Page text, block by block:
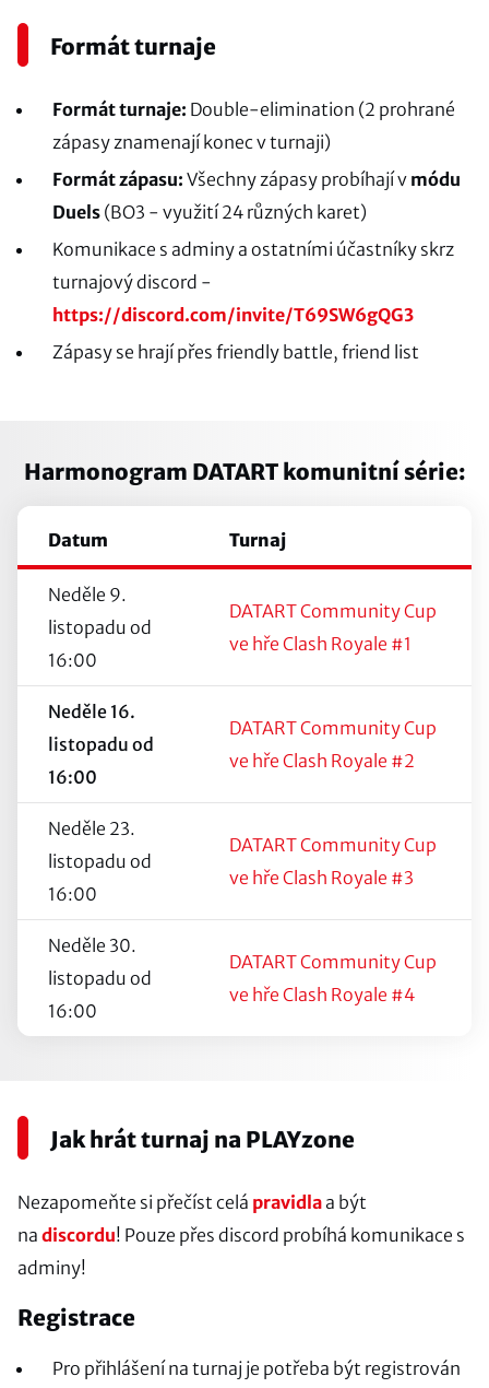
Formát turnaje
Formát turnaje: Double-elimination (2 prohrané
zápasy znamenají konec v turnaji)
Formát zápasu: Všechny zápasy probíhají v módu
Duels (BO3 - využití 24 různých karet)
Komunikace s adminy a ostatními účastníky skrz
turnajový discord -
https://discord.com/invite/T69SW6gQG3
Zápasy se hrají přes friendly battle, friend list
Harmonogram DATART komunitní série:
Datum Turnaj
Neděle 9.
listopadu od
16:00
DATART Community Cup
ve hře Clash Royale #1
Neděle 16.
listopadu od
16:00
DATART Community Cup
ve hře Clash Royale #2
Neděle 23.
listopadu od
16:00
DATART Community Cup
ve hře Clash Royale #3
Neděle 30.
listopadu od
16:00
DATART Community Cup
ve hře Clash Royale #4
Jak hrát turnaj na PLAYzone
Nezapomeňte si přečíst celá pravidlaa být
na discordu! Pouze přes discord probíhá komunikace s
adminy!
Registrace
Pro přihlášení na turnaj je potřeba být registrován